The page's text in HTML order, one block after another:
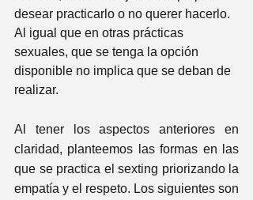
desear practicarlo o no querer hacerlo.
Al igual que en otras prácticas
sexuales, que se tenga la opción
disponible no implica que se deban de
realizar.
Al tener los aspectos anteriores en
claridad, planteemos las formas en las
que se practica el sexting priorizando la
empatía y el respeto. Los siguientes son